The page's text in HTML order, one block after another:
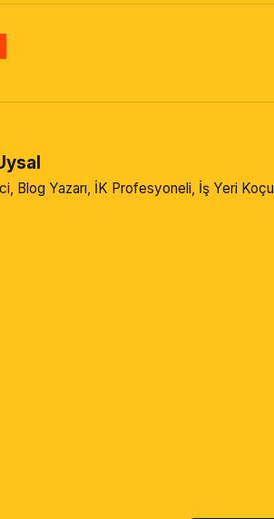
Blog Yazarı, İK Profesyoneli, İş Yeri Koçu